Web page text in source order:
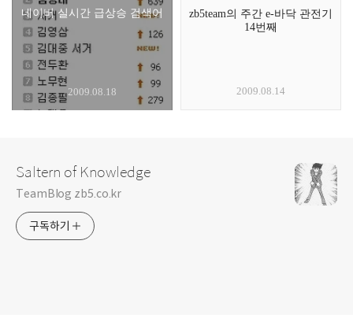
네이버 실시간 급상승 검색어
2009.08.18
zb5team의 주간 e-바닥 관전기
14번째
2009.08.14
Saltern of Knowledge
TeamBlog zb5.co.kr
구독하기